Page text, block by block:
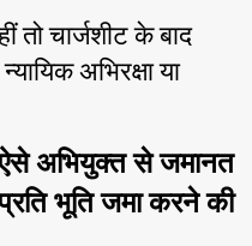
तो चार्जशीट के बाद
अभिरक्षा या
ऐसे अभियुक्त से जमानत
भूति जमा करने की